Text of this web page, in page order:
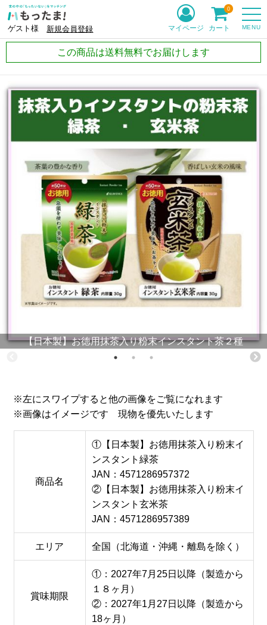
ゲスト様 新規会員登録 MENU
マイページ カート
0
この商品は送料無料でお届けします
【日本製】お徳用抹茶入り粉末インスタント茶２種
※左にスワイプすると他の画像をご覧になれます
※画像はイメージです 現物を優先いたします
商品名
①【日本製】お徳用抹茶入り粉末イ
ンスタント緑茶
JAN：4571286957372
②【日本製】お徳用抹茶入り粉末イ
ンスタント玄米茶
JAN：4571286957389
エリア 全国（北海道・沖縄・離島を除く）
賞味期限
①：2027年7月25日以降（製造から
１８ヶ月）
②：2027年1月27日以降（製造から
18ヶ月）